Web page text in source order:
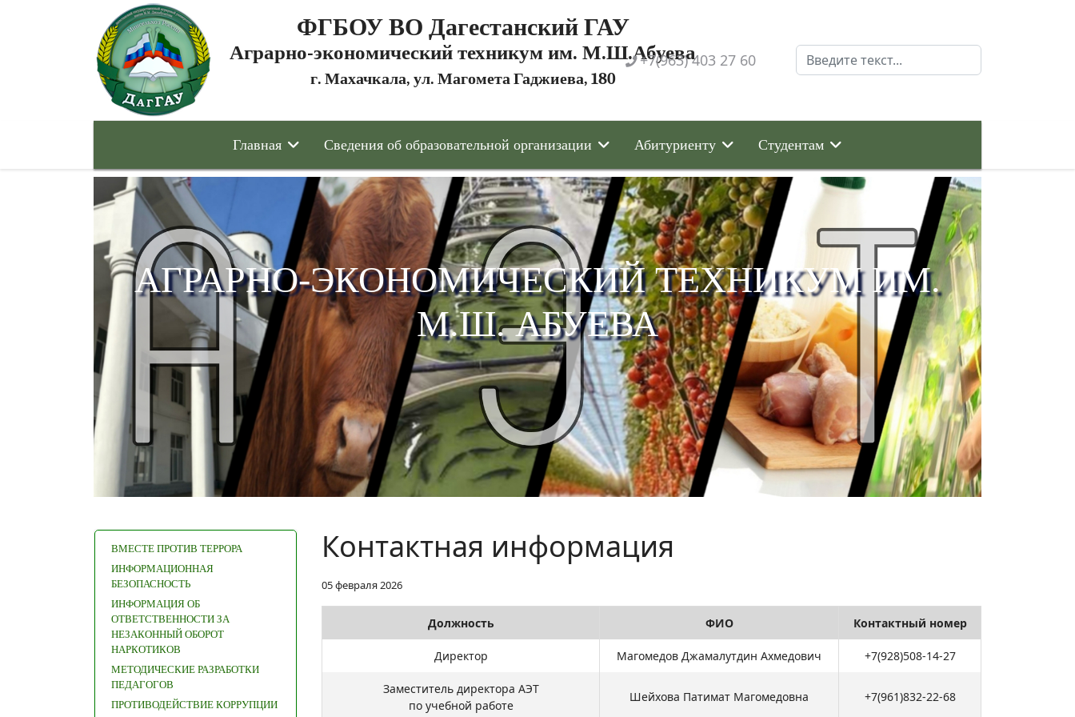
ФГБОУ ВО Дагестанский ГАУ
Аграрно-экономический техникум им. М.Ш.Абуева
г. Махачкала, ул. Магомета Гаджиева, 180
+7(963) 403 27 60 Поиск
Главная Сведения об образовательной организации Абитуриенту Студентам
АГРАРНО-ЭКОНОМИЧЕСКИЙ ТЕХНИКУМ ИМ.
М.Ш. АБУЕВА
ВМЕСТЕ ПРОТИВ ТЕРРОРА
ИНФОРМАЦИОННАЯ
БЕЗОПАСНОСТЬ
ИНФОРМАЦИЯ ОБ
ОТВЕТСТВЕННОСТИ ЗА
НЕЗАКОННЫЙ ОБОРОТ
НАРКОТИКОВ
МЕТОДИЧЕСКИЕ РАЗРАБОТКИ
ПЕДАГОГОВ
ПРОТИВОДЕЙСТВИЕ КОРРУПЦИИ
Контактная информация
05 февраля 2026
Должность ФИО Контактный номер
Директор Магомедов Джамалутдин Ахмедович +7(928)508-14-27
Заместитель директора АЭТ
по учебной работе
Шейхова Патимат Магомедовна +7(961)832-22-68